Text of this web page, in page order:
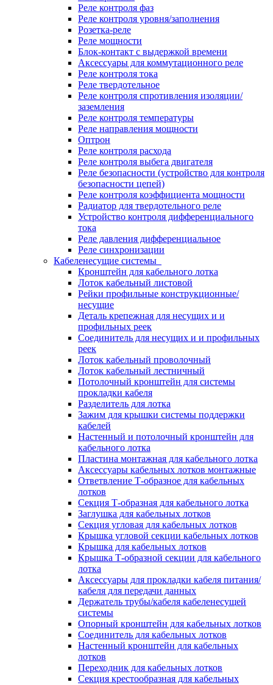
Реле контроля фаз
Реле контроля уровня/заполнения
Розетка-реле
Реле мощности
Блок-контакт с выдержкой времени
Аксессуары для коммутационного реле
Реле контроля тока
Реле твердотельное
Реле контроля спротивления изоляции/
заземления
Реле контроля температуры
Реле направления мощности
Оптрон
Реле контроля расхода
Реле контроля выбега двигателя
Реле безопасности (устройство для контроля
безопасности цепей)
Реле контроля коэффициента мощности
Радиатор для твердотельного реле
Устройство контроля дифференциального
тока
Реле давления дифференциальное
Реле синхронизации
Кабеленесущие системы
Кронштейн для кабельного лотка
Лоток кабельный листовой
Рейки профильные конструкционные/
несущие
Деталь крепежная для несущих и и
профильных реек
Соединитель для несущих и и профильных
реек
Лоток кабельный проволочный
Лоток кабельный лестничный
Потолочный кронштейн для системы
прокладки кабеля
Разделитель для лотка
Зажим для крышки системы поддержки
кабелей
Настенный и потолочный кронштейн для
кабельного лотка
Пластина монтажная для кабельного лотка
Аксессуары кабельных лотков монтажные
Ответвление Т-образное для кабельных
лотков
Секция Т-образная для кабельного лотка
Заглушка для кабельных лотков
Секция угловая для кабельных лотков
Крышка угловой секции кабельных лотков
Крышка для кабельных лотков
Крышка Т-образной секции для кабельного
лотка
Аксессуары для прокладки кабеля питания/
кабеля для передачи данных
Держатель трубы/кабеля кабеленесущей
системы
Опорный кронштейн для кабельных лотков
Соединитель для кабельных лотков
Настенный кронштейн для кабельных
лотков
Переходник для кабельных лотков
Секция крестообразная для кабельных